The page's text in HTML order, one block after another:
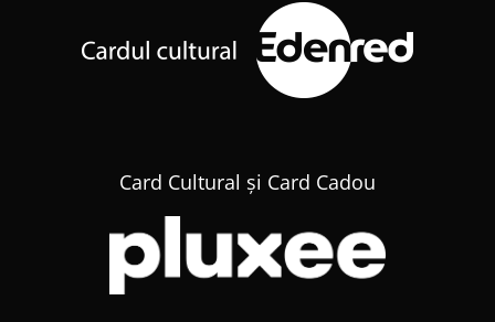
Card Cultural și Card Cadou